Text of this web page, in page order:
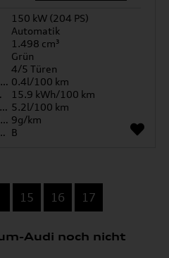
150 kW (204 PS)
Automatik
1.498 cm³
Grün
4/5 Türen
Kraftstoffverbrauch gew. kombiniert 0.4l/100 km
15.9 kWh/100 km
Kraftst. komb. entl. Batterie 5.2l/100 km
CO2-Emission gew. kombiniert 9g/km
kombiniert B
15 16 17
Audi noch nicht